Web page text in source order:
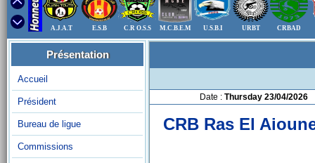
A.J.A.T E.S.B C.R O.S.S M.C.B.E.M U.S.B.I URBT CRBAD
Présentation
Accueil
Président
Bureau de ligue
Commissions
Date : Thursday 23/04/2026
CRB Ras El